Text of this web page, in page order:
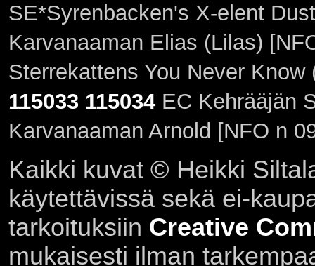
SE*Syrenbacken's X-elent
Karvanaaman Elias (Lilas)
Sterrekattens You Never
115033 115034EC Kehrääjän
Karvanaaman Arnold [NFO n
Kaikki kuvat © Heikki
käytettävissä sekä ei-
tarkoituksiin Creative
mukaisesti ilman